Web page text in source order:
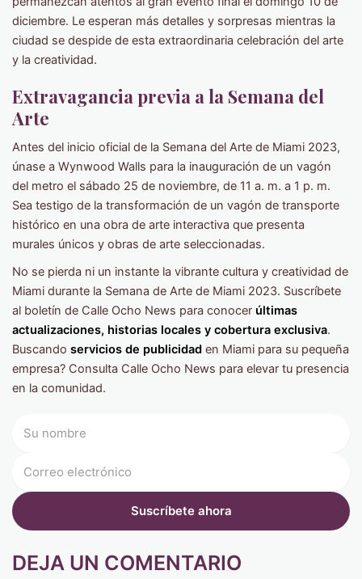
diciembre. Le esperan más detalles y sorpresas mientras la
ciudad se despide de esta extraordinaria celebración del arte
y la creatividad.
Extravagancia previa a la Semana del
Arte
Antes del inicio oficial de la Semana del Arte de Miami 2023,
únase a Wynwood Walls para la inauguración de un vagón
del metro el sábado 25 de noviembre, de 11 a. m. a 1 p. m.
Sea testigo de la transformación de un vagón de transporte
histórico en una obra de arte interactiva que presenta
murales únicos y obras de arte seleccionadas.
No se pierda ni un instante la vibrante cultura y creatividad de
Miami durante la Semana de Arte de Miami 2023. Suscríbete
al boletín de Calle Ocho News para conocer últimas
actualizaciones, historias locales y cobertura exclusiva.
Buscando servicios de publicidad en Miami para su pequeña
empresa? Consulta Calle Ocho News para elevar tu presencia
en la comunidad.
DEJA UN COMENTARIO